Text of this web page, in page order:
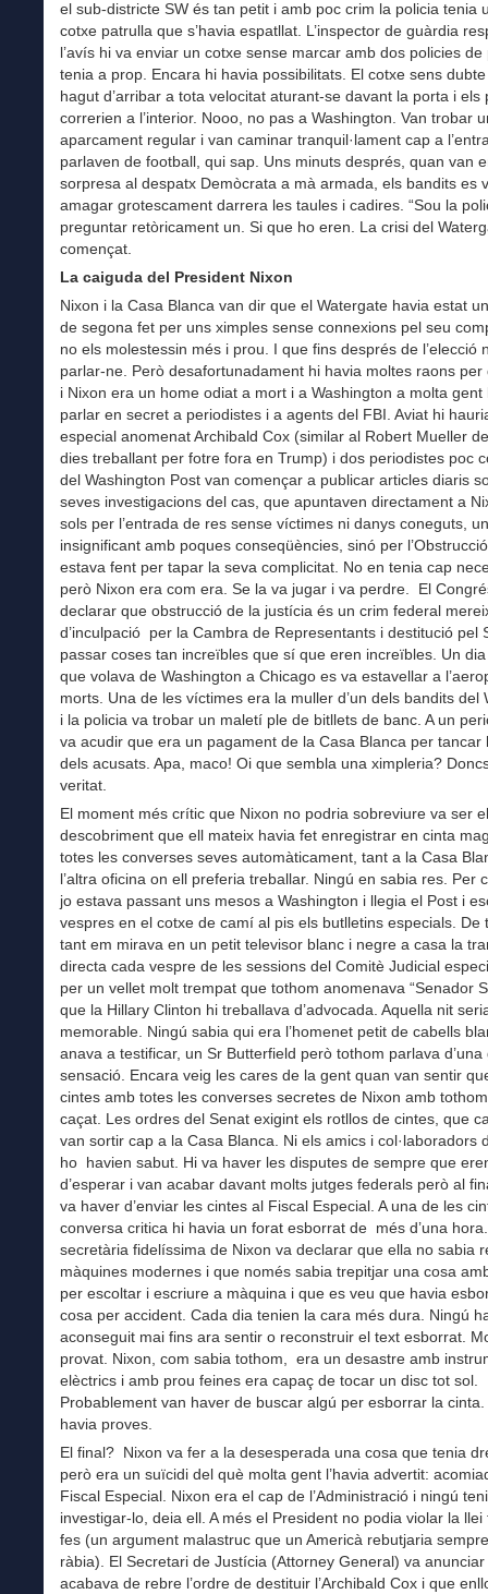
el sub-districte SW és tan petit i amb poc crim la policia tenia
cotxe patrulla que s’havia espatllat. L’inspector de guàrdia
l’avís hi va enviar un cotxe sense marcar amb dos policies de
tenia a prop. Encara hi havia possibilitats. El cotxe sens
hagut d’arribar a tota velocitat aturant-se davant la porta i els
correrien a l’interior. Nooo, no pas a Washington. Van trobar
aparcament regular i van caminar tranquil·lament cap a
parlaven de football, qui sap. Uns minuts després, quan van
sorpresa al despatx Demòcrata a mà armada, els bandits es
amagar grotescament darrera les taules i cadires. “Sou la
preguntar retòricament un. Si que ho eren. La crisi del
començat.
La caiguda del President Nixon
Nixon i la Casa Blanca van dir que el Watergate havia estat
de segona fet per uns ximples sense connexions pel seu
no els molestessin més i prou. I que fins després de l’elecció
parlar-ne. Però desafortunadament hi havia moltes raons per
i Nixon era un home odiat a mort i a Washington a molta gent
parlar en secret a periodistes i a agents del FBI. Aviat hi
especial anomenat Archibald Cox (similar al Robert Mueller
dies treballant per fotre fora en Trump) i dos periodistes poc
del Washington Post van començar a publicar articles diaris
seves investigacions del cas, que apuntaven directament a
sols per l’entrada de res sense víctimes ni danys coneguts,
insignificant amb poques conseqüències, sinó per
estava fent per tapar la seva complicitat. No en tenia cap
però Nixon era com era. Se la va jugar i va perdre. El
declarar que obstrucció de la justícia és un crim federal
d’inculpació per la Cambra de Representants i destitució pel
passar coses tan increïbles que sí que eren increïbles. Un
que volava de Washington a Chicago es va estavellar a
morts. Una de les víctimes era la muller d’un dels bandits del
i la policia va trobar un maletí ple de bitllets de banc. A un
va acudir que era un pagament de la Casa Blanca per tancar
dels acusats. Apa, maco! Oi que sembla una ximpleria?
veritat.
El moment més crític que Nixon no podria sobreviure va ser el
descobriment que ell mateix havia fet enregistrar en cinta
totes les converses seves automàticament, tant a la Casa
l’altra oficina on ell preferia treballar. Ningú en sabia res. Per
jo estava passant uns mesos a Washington i llegia el Post i
vespres en el cotxe de camí al pis els butlletins especials. De
tant em mirava en un petit televisor blanc i negre a casa la
directa cada vespre de les sessions del Comitè Judicial
per un vellet molt trempat que tothom anomenava “Senador
que la Hillary Clinton hi treballava d’advocada. Aquella nit
memorable. Ningú sabia qui era l’homenet petit de cabells
anava a testificar, un Sr Butterfield però tothom parlava d’una
sensació. Encara veig les cares de la gent quan van sentir
cintes amb totes les converses secretes de Nixon amb
caçat. Les ordres del Senat exigint els rotllos de cintes, que
van sortir cap a la Casa Blanca. Ni els amics i col·laboradors
ho havien sabut. Hi va haver les disputes de sempre que
d’esperar i van acabar davant molts jutges federals però al
va haver d’enviar les cintes al Fiscal Especial. A una de les
conversa critica hi havia un forat esborrat de més d’una
secretària fidelíssima de Nixon va declarar que ella no sabia
màquines modernes i que només sabia trepitjar una cosa
per escoltar i escriure a màquina i que es veu que havia
cosa per accident. Cada dia tenien la cara més dura. Ningú
aconseguit mai fins ara sentir o reconstruir el text esborrat.
provat. Nixon, com sabia tothom, era un desastre amb
elèctrics i amb prou feines era capaç de tocar un disc tot sol.
Probablement van haver de buscar algú per esborrar la
havia proves.
El final? Nixon va fer a la desesperada una cosa que tenia
però era un suïcidi del què molta gent l’havia advertit:
Fiscal Especial. Nixon era el cap de l’Administració i ningú
investigar-lo, deia ell. A més el President no podia violar la llei
fes (un argument malastruc que un Americà rebutjaria
ràbia). El Secretari de Justícia (Attorney General) va
acabava de rebre l’ordre de destituir l’Archibald Cox i que